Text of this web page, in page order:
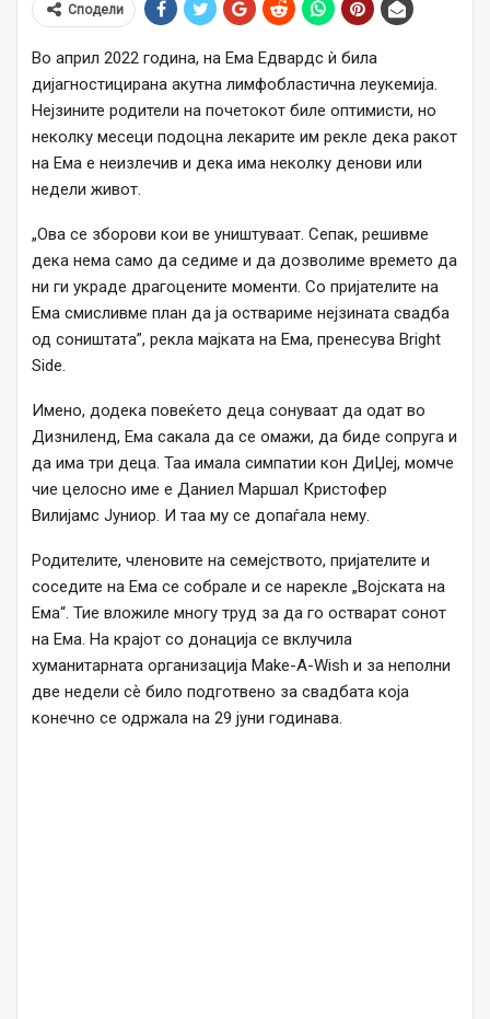
Сподели
Во април 2022 година, на Ема Едвардс ѝ била
дијагностицирана акутна лимфобластична леукемија.
Нејзините родители на почетокот биле оптимисти, но
неколку месеци подоцна лекарите им рекле дека ракот
на Ема е неизлечив и дека има неколку денови или
недели живот.
„Ова се зборови кои ве уништуваат. Сепак, решивме
дека нема само да седиме и да дозволиме времето да
ни ги украде драгоцените моменти. Со пријателите на
Ема смисливме план да ја оствариме нејзината свадба
од соништата”, рекла мајката на Ема, пренесува Bright
Side.
Имено, додека повеќето деца сонуваат да одат во
Дизниленд, Ема сакала да се омажи, да биде сопруга и
да има три деца. Таа имала симпатии кон ДиЏеј, момче
чие целосно име е Даниел Маршал Кристофер
Вилијамс Јуниор. И таа му се допаѓала нему.
Родителите, членовите на семејството, пријателите и
соседите на Ема се собрале и се нарекле „Војската на
Ема“. Тие вложиле многу труд за да го остварат сонот
на Ема. На крајот со донација се вклучила
хуманитарната организација Make-A-Wish и за неполни
две недели сѐ било подготвено за свадбата која
конечно се одржала на 29 јуни годинава.